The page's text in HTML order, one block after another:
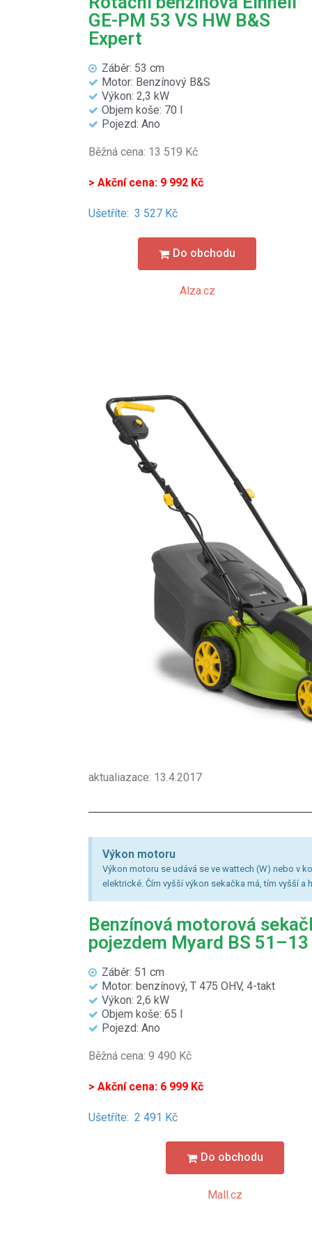
GE-PM 53 VS HW B&S
Expert
Záběr: 53 cm
Motor: Benzínový B&S
Výkon: 2,3 kW
Objem koše: 70 l
Pojezd: Ano
Běžná cena: 13 519 Kč
> Akční cena: 9 992 Kč
Ušetříte: 3 527 Kč
Do obchodu
Alza.cz
aktualiazace: 13.4.2017
Výkon motoru
Výkon motoru se udává se ve wattech (W) nebo v
elektrické. Čím vyšší výkon sekačka má, tím vyšší a
Benzínová motorová
pojezdem Myard BS 51–13
Záběr: 51 cm
Motor: benzínový, T 475 OHV, 4-takt
Výkon: 2,6 kW
Objem koše: 65 l
Pojezd: Ano
Běžná cena: 9 490 Kč
> Akční cena: 6 999 Kč
Ušetříte: 2 491 Kč
Do obchodu
Mall.cz